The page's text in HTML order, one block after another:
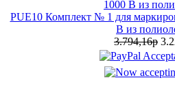
PUE10 Комплект № 1 для
В из
3.794,16р